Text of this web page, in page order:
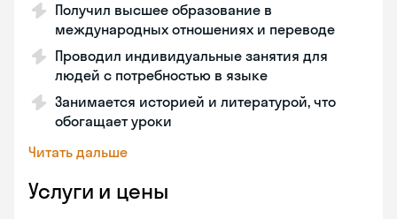
Получил высшее образование в
международных отношениях и переводе
Проводил индивидуальные занятия для
людей с потребностью в языке
Занимается историей и литературой, что
обогащает уроки
Читать дальше
Услуги и цены